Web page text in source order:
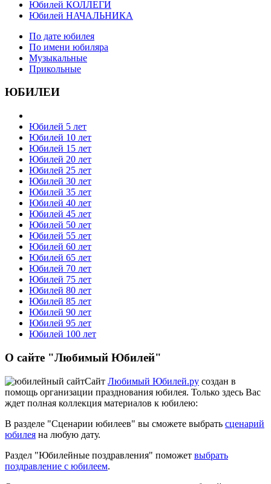
Юбилей КОЛЛЕГИ
Юбилей НАЧАЛЬНИКА
По дате юбилея
По имени юбиляра
Музыкальные
Прикольные
ЮБИЛЕИ
Юбилей 5 лет
Юбилей 10 лет
Юбилей 15 лет
Юбилей 20 лет
Юбилей 25 лет
Юбилей 30 лет
Юбилей 35 лет
Юбилей 40 лет
Юбилей 45 лет
Юбилей 50 лет
Юбилей 55 лет
Юбилей 60 лет
Юбилей 65 лет
Юбилей 70 лет
Юбилей 75 лет
Юбилей 80 лет
Юбилей 85 лет
Юбилей 90 лет
Юбилей 95 лет
Юбилей 100 лет
О сайте "Любимый Юбилей"
Сайт Любимый Юбилей.ру создан в
помощь организации празднования юбилея. Только здесь Вас
ждет полная коллекция материалов к юбилею:
В разделе "Сценарии юбилеев" вы сможете выбрать сценарий
юбилея на любую дату.
Раздел "Юбилейные поздравления" поможет выбрать
поздравление с юбилеем.